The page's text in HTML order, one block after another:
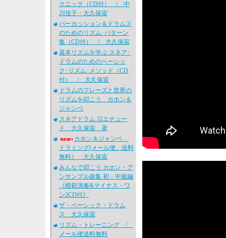
クニック（CD付） / 中
川佳子・大久保宙
パーカッション＆ドラムス
のためのリズム･パターン
集（CD付） / 大久保宙
基本リズムを学ぶ スネア･
ドラムのためのベーシッ
ク･リズム･メソッド（CD
付） / 大久保宙
ドラムのフレーズと世界の
リズムを叩こう カホン＆
ジャンベ
スネアドラム 32エチュー
ド 大久保宙 著
カホン＆ジャンベ
ドラミング(メール便、送料
無料） 大久保宙
みんなで叩こう カホン・ア
ンサンブル曲集 初・中級編
《模範演奏&マイナス・ワ
ン2CD付》
ザ・ベーシック・ドラム
ス 大久保宙
リズム・トレーニング /
メール便送料無料